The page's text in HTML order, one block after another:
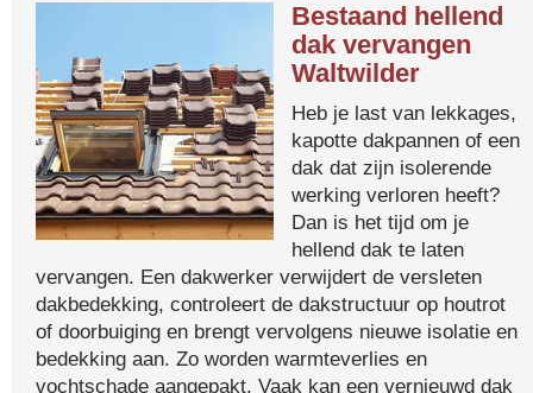
Bestaand hellend
dak vervangen
Waltwilder
Heb je last van lekkages,
kapotte dakpannen of een
dak dat zijn isolerende
werking verloren heeft?
Dan is het tijd om je
hellend dak te laten
vervangen. Een dakwerker verwijdert de versleten
dakbedekking, controleert de dakstructuur op houtrot
of doorbuiging en brengt vervolgens nieuwe isolatie en
bedekking aan. Zo worden warmteverlies en
vochtschade aangepakt. Vaak kan een vernieuwd dak